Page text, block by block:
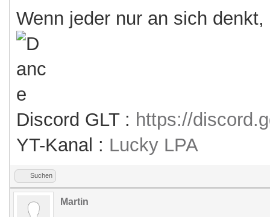
Wenn jeder nur an sich
Discord GLT : https://
YT-Kanal : Lucky LPA
Suchen
Martin